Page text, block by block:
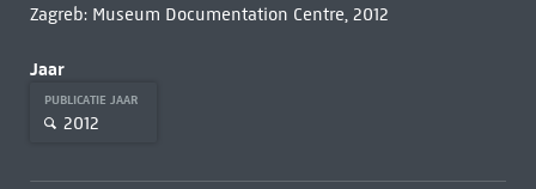
Zagreb: Museum Documentation Centre, 2012
Jaar
PUBLICATIE JAAR
2012